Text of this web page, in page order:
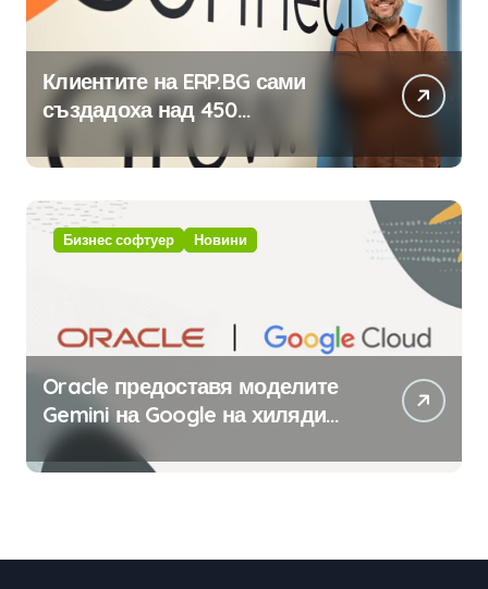
Клиентите на ERP.BG сами
създадоха над 450
приложения за ERP системата
с помощта на вградения в нея
изкуствен интелект
Бизнес софтуер Новини
Oracle предоставя моделите
Gemini на Google на хиляди
клиенти на бизнес
приложения